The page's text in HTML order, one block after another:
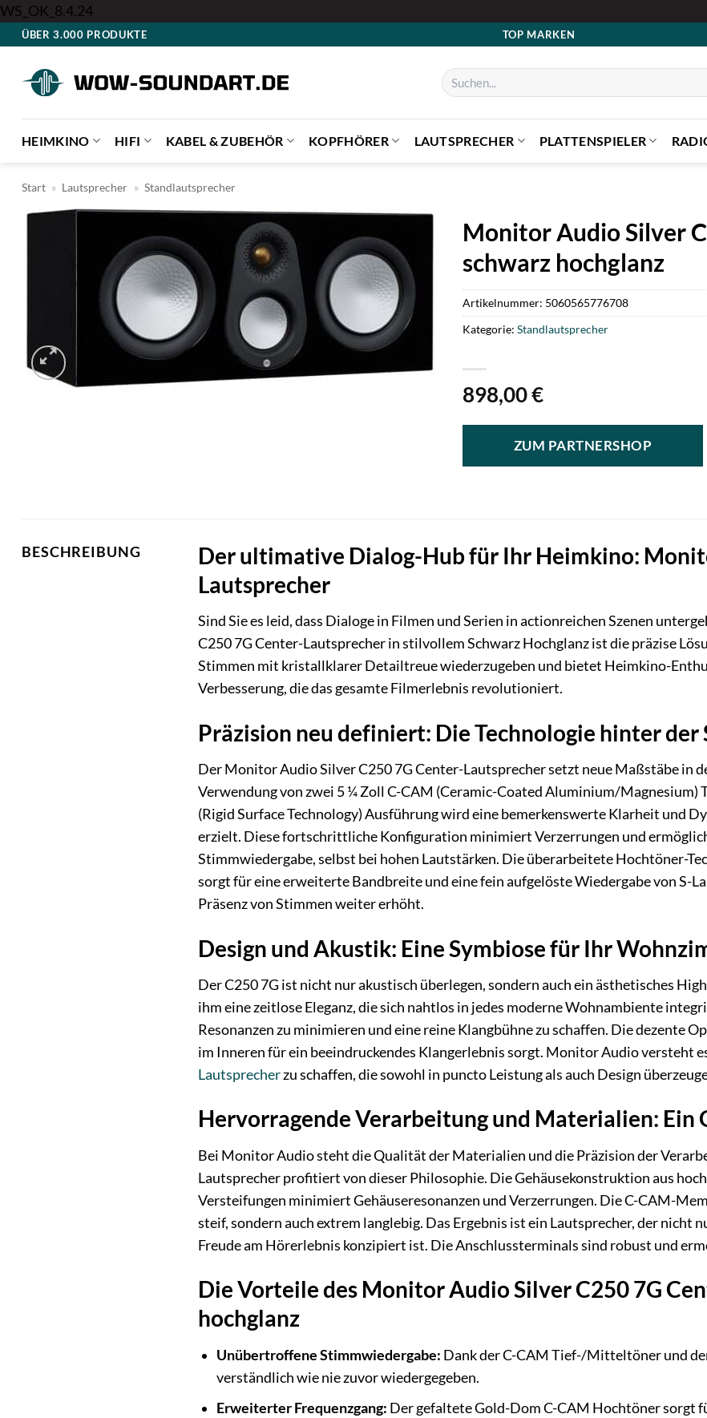
WS_OK_8.4.24Zum
Inhalt
ÜBER 3.000 PRODUKTE TOP MARKEN
Suchen
nach:
HEIMKINO HIFI KABEL & ZUBEHÖR KOPFHÖRER LAUTSPRECHER PLATTENSPIELER
Start » Lautsprecher » Standlautsprecher
Monitor Audio Silver
schwarz hochglanz
898,00€
ZUM PARTNERSHOP
Artikelnummer: 5060565776708
Kategorie: Standlautsprecher
BESCHREIBUNG
Der ultimative Dialog-Hub für Ihr Heimkino:
Lautsprecher
Sind Sie es leid, dass Dialoge in Filmen und Serien in actionreichen Szenen
C250 7G Center-Lautsprecher in stilvollem Schwarz Hochglanz ist die präzise
Stimmen mit kristallklarer Detailtreue wiederzugeben und bietet Heimkino-
Verbesserung, die das gesamte Filmerlebnis revolutioniert.
Präzision neu definiert: Die Technologie hinter
Der Monitor Audio Silver C250 7G Center-Lautsprecher setzt neue Maßstäbe in
Verwendung von zwei 5 ¼ Zoll C-CAM (Ceramic-Coated Aluminium/
(Rigid Surface Technology) Ausführung wird eine bemerkenswerte Klarheit und
erzielt. Diese fortschrittliche Konfiguration minimiert Verzerrungen und
Stimmwiedergabe, selbst bei hohen Lautstärken. Die überarbeitete Hochtöner-
sorgt für eine erweiterte Bandbreite und eine fein aufgelöste Wiedergabe von S-
Präsenz von Stimmen weiter erhöht.
Design und Akustik: Eine Symbiose für Ihr
Der C250 7G ist nicht nur akustisch überlegen, sondern auch ein ästhetisches
ihm eine zeitlose Eleganz, die sich nahtlos in jedes moderne Wohnambiente
Resonanzen zu minimieren und eine reine Klangbühne zu schaffen. Die dezente
im Inneren für ein beeindruckendes Klangerlebnis sorgt. Monitor Audio versteht
Lautsprecherzu schaffen, die sowohl in puncto Leistung als auch Design
Hervorragende Verarbeitung und Materialien: Ein
Bei Monitor Audio steht die Qualität der Materialien und die Präzision der
Lautsprecher profitiert von dieser Philosophie. Die Gehäusekonstruktion aus
Versteifungen minimiert Gehäuseresonanzen und Verzerrungen. Die C-CAM-
steif, sondern auch extrem langlebig. Das Ergebnis ist ein Lautsprecher, der nicht
Freude am Hörerlebnis konzipiert ist. Die Anschlussterminals sind robust und
Die Vorteile des Monitor Audio Silver C250 7G
hochglanz
Unübertroffene Stimmwiedergabe: Dank der C-CAM Tief-/Mitteltöner und
verständlich wie nie zuvor wiedergegeben.
Erweiterter Frequenzgang: Der gefaltete Gold-Dom C-CAM Hochtöner sorgt